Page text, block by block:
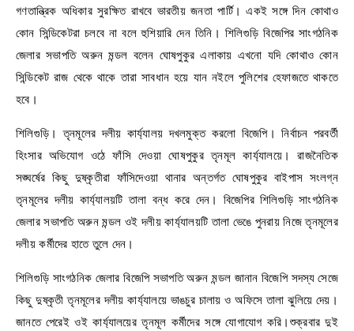
গণতান্ত্রিক অধিকার সুরক্ষিত রাখবে ভারতীয় জনতা পার্টি। একই সঙ্গে দিন কোথাও
কোন সিন্ডিকেটরা চলবে না বলে হুশিয়ারি দেন তিনি। শিলিগুড়ি বিজেপির সাংগঠনিক
জেলার সভাপতি অরুন মন্ডল বলেন ঘোষপুকুর এলাকায় এখনো যদি কোথাও কোন
সিন্ডিকেট রাজ থেকে থাকে তারা সাবধান হয়ে যান নইলে পুলিশের হেফাজতে থাকতে
হবে।
শিলিগুড়ি। তৃনমূলের দলীয় কার্য্যালয় দখলমুক্ত করলো বিজেপি। নির্বাচন পরবর্তী
হিংসার অভিযোগ ওঠে ফাঁসি দেওয়া ঘোষপুকুর তৃনমূল কার্য্যালয়ে। রাজনৈতিক
সঙ্ঘর্ষের কিছু দুষ্কৃতীরা ফাঁসিদেওয়া থানার অন্তর্গত ঘোষপুকুর বাইপাস সংলগ্ন
তৃনমূলের দলীয় কার্য্যালয়টি তালা বন্ধ করে দেন। বিজেপির শিলিগুড়ি সাংগঠনিক
জেলার সভাপতি অরুন মন্ডল ওই দলীয় কার্য্যালয়টি তালা ভেঙে পুনরায় নিজে তৃনমূলের
দলীয় কর্মীদের হাতে তুলে দেন।
শিলিগুড়ি সাংগঠনিক জেলার বিজেপি সভাপতি অরুন মন্ডল জানান বিজেপি সদস্য সেজে
কিছু দুষ্কৃতী তৃনমূলের দলীয় কার্য্যালয়ে ভাঙচুর চালায় ও অফিসে তালা ঝুলিয়ে দেয়।
জানতে পেরেই ওই কার্য্যালয়ের তৃনমূল কর্মীদের সঙ্গে যোগাযোগ করি।শুক্রবার দুই